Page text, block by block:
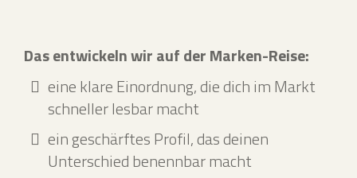
Das entwickeln wir auf der Marken-Reise:
eine klare Einordnung, die dich im Markt
schneller lesbar macht
ein geschärftes Profil, das deinen
Unterschied benennbar macht